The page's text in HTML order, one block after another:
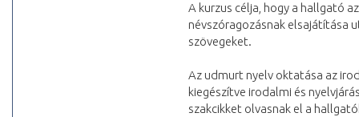
A kurzus célja, hogy a hallgató
névszóragozásnak elsajátítása
szövegeket.
Az udmurt nyelv oktatása az
kiegészítve irodalmi és
szakcikket olvasnak el a